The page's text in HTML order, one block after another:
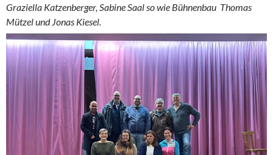
Graziella Katzenberger, Sabine Saal so wie Bühnenbau Thomas
Mützel und Jonas Kiesel.